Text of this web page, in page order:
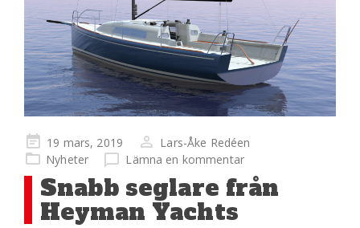
Publicerad
på
19 mars, 2019
Lars-Åke Redéen
Nyheter
Lämna en kommentar
Snabb seglare från
Heyman Yachts